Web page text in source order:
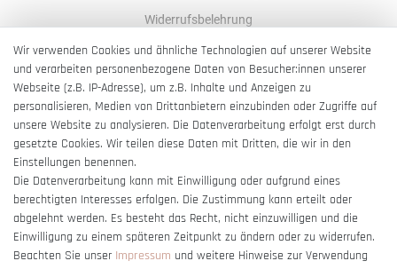
Widerrufsbelehrung
AGB
Impressum
Barrierefreiheitserklärung
Vertrag widerrufen
Wir verwenden Cookies und ähnliche Technologien auf unserer Website
und verarbeiten personenbezogene Daten von Besucher:innen unserer
Webseite (z.B. IP-Adresse), um z.B. Inhalte und Anzeigen zu
personalisieren, Medien von Drittanbietern einzubinden oder Zugriffe auf
unsere Website zu analysieren. Die Datenverarbeitung erfolgt erst durch
gesetzte Cookies. Wir teilen diese Daten mit Dritten, die wir in den
Einstellungen benennen.
Die Datenverarbeitung kann mit Einwilligung oder aufgrund eines
berechtigten Interesses erfolgen. Die Zustimmung kann erteilt oder
abgelehnt werden. Es besteht das Recht, nicht einzuwilligen und die
Einwilligung zu einem späteren Zeitpunkt zu ändern oder zu widerrufen.
Beachten Sie unser Impressum und weitere Hinweise zur Verwendung